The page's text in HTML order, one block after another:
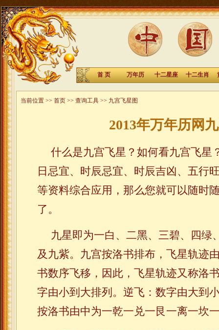
首 页 万年历 十二星座 十二生肖
当前位置 >> 首页 >> 查询工具 >> 九宫飞星图
2013年万年历网
什么是九宫飞星？如何看九宫飞星
日忌宜、时辰忌宜、时辰吉凶、五行
等资料综合应用，那么您就可以随时
了。
九星即为一白、二黑、三碧、四绿
及九紫。九宫按洛书排布，飞星轨迹
书数序飞移，因此，飞星轨迹又称洛
字由小到大排列。逆飞：数字由大到
按洛书由中为一乾一兑一艮一离一坎